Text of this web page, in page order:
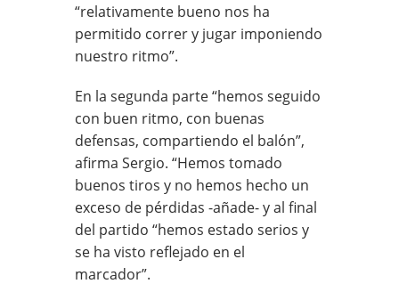
“relativamente bueno nos ha
permitido correr y jugar imponiendo
nuestro ritmo”.
En la segunda parte “hemos seguido
con buen ritmo, con buenas
defensas, compartiendo el balón”,
afirma Sergio. “Hemos tomado
buenos tiros y no hemos hecho un
exceso de pérdidas -añade- y al final
del partido “hemos estado serios y
se ha visto reflejado en el
marcador”.